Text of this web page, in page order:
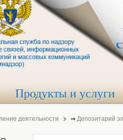
Продукты и услуги
деятельности ⇒ Депозитарий